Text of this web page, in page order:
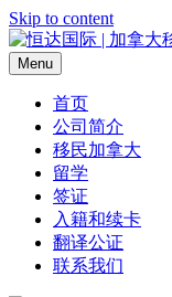
Skip to content
Menu
首页
公司简介
移民加拿大
留学
签证
入籍和续卡
翻译公证
联系我们